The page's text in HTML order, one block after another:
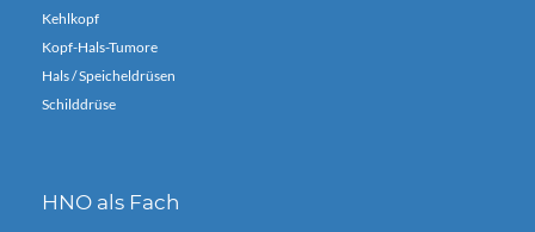
Kehlkopf
Kopf-Hals-Tumore
Hals / Speicheldrüsen
Schilddrüse
HNO als Fach